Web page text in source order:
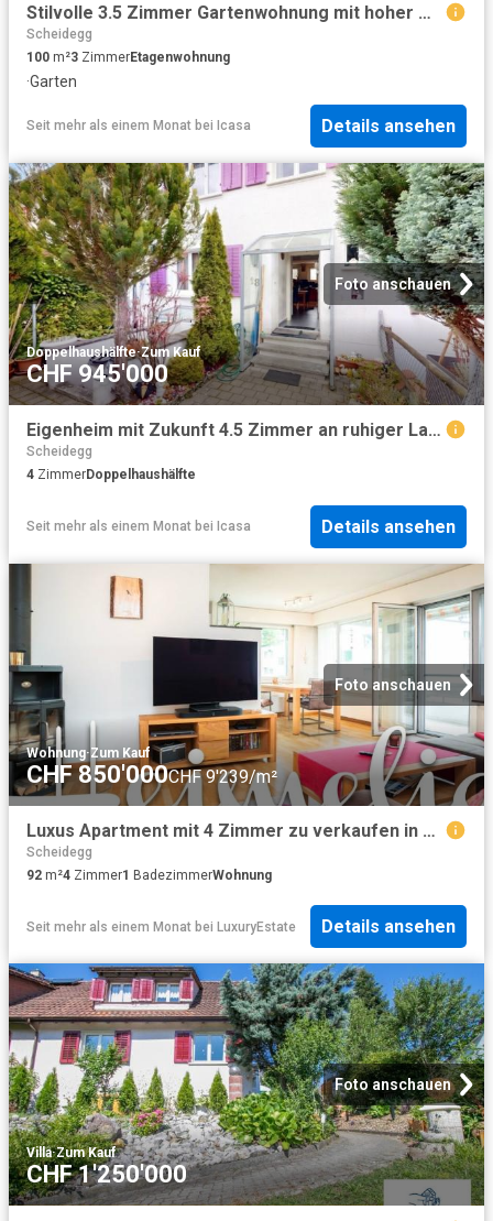
Stilvolle 3.5 Zimmer Gartenwohnung mit hoher Wohnqualität
Scheidegg
100 m²3 ZimmerEtagenwohnung
·Garten
Seit mehr als einem Monat bei Icasa Details ansehen
Foto anschauen
Doppelhaushälfte·Zum Kauf
CHF 945'000
Eigenheim mit Zukunft 4.5 Zimmer an ruhiger Lage in Oberwinterthur
Scheidegg
4 ZimmerDoppelhaushälfte
Seit mehr als einem Monat bei Icasa Details ansehen
Foto anschauen
Wohnung·Zum Kauf
CHF 850'000CHF 9'239/m²
Luxus Apartment mit 4 Zimmer zu verkaufen in Stationsstrasse, 43, Seuzach Dorf, Winterthur, Kanton Zürich
Scheidegg
92 m²4 Zimmer1 BadezimmerWohnung
Seit mehr als einem Monat bei LuxuryEstate Details ansehen
Foto anschauen
Villa·Zum Kauf
CHF 1'250'000